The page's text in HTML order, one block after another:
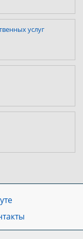
услуг